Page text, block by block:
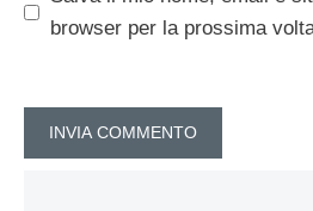
browser per la prossima